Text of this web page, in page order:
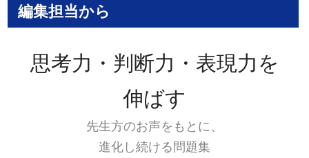
編集担当から
思考力・判断力・表現力を
伸ばす
先生方のお声をもとに、
進化し続ける問題集